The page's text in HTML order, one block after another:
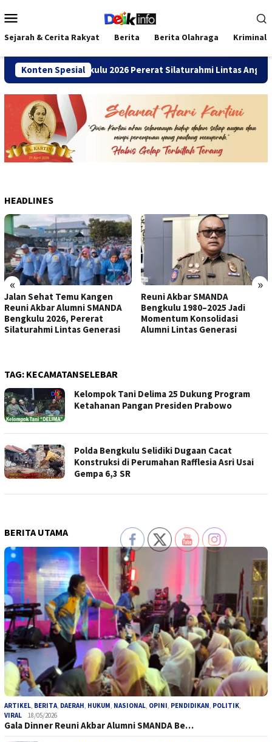
ke
kontenMobile
Sejarah & Cerita Rakyat Berita Berita Olahraga Kriminal
Konten Spesial
SMANDA Bengkulu 2026 Pererat Silaturahmi Lintas Angkatan
HEADLINES
« »
Jalan Sehat Temu Kangen
Reuni Akbar Alumni SMANDA
Bengkulu 2026, Pererat
Silaturahmi Lintas Generasi
Reuni Akbar SMANDA
Bengkulu 1980–2025 Jadi
Momentum Konsolidasi
Alumni Lintas Generasi
TAG: KECAMATANSELEBAR
Kelompok Tani Delima 25 Dukung Program
Ketahanan Pangan Presiden Prabowo
Polda Bengkulu Selidiki Dugaan Cacat
Konstruksi di Perumahan Rafflesia Asri Usai
Gempa 6,3 SR
BERITA UTAMA
ARTIKEL, BERITA, DAERAH, HUKUM, NASIONAL, OPINI, PENDIDIKAN, POLITIK,
VIRAL
18/05/2026
Gala Dinner Reuni Akbar Alumni SMANDA Be…